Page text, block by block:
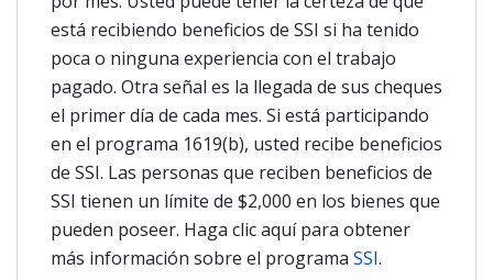
está recibiendo beneficios de SSI si ha tenido
poca o ninguna experiencia con el trabajo
pagado. Otra señal es la llegada de sus cheques
el primer día de cada mes. Si está participando
en el programa 1619(b), usted recibe beneficios
de SSI. Las personas que reciben beneficios de
SSI tienen un límite de $2,000 en los bienes que
pueden poseer. Haga clic aquí para obtener
más información sobre el programa SSI.